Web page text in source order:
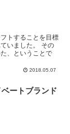
トすることを目標
いました。 その
、ということで
2018.05.07
ートブランド